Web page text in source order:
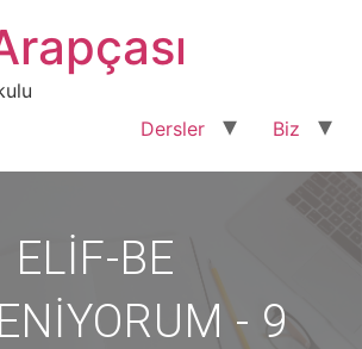
Dersler
Biz
ELİF-BE
- 9